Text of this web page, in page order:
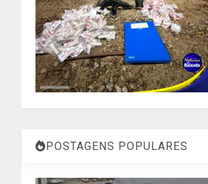
POSTAGENS POPULARES